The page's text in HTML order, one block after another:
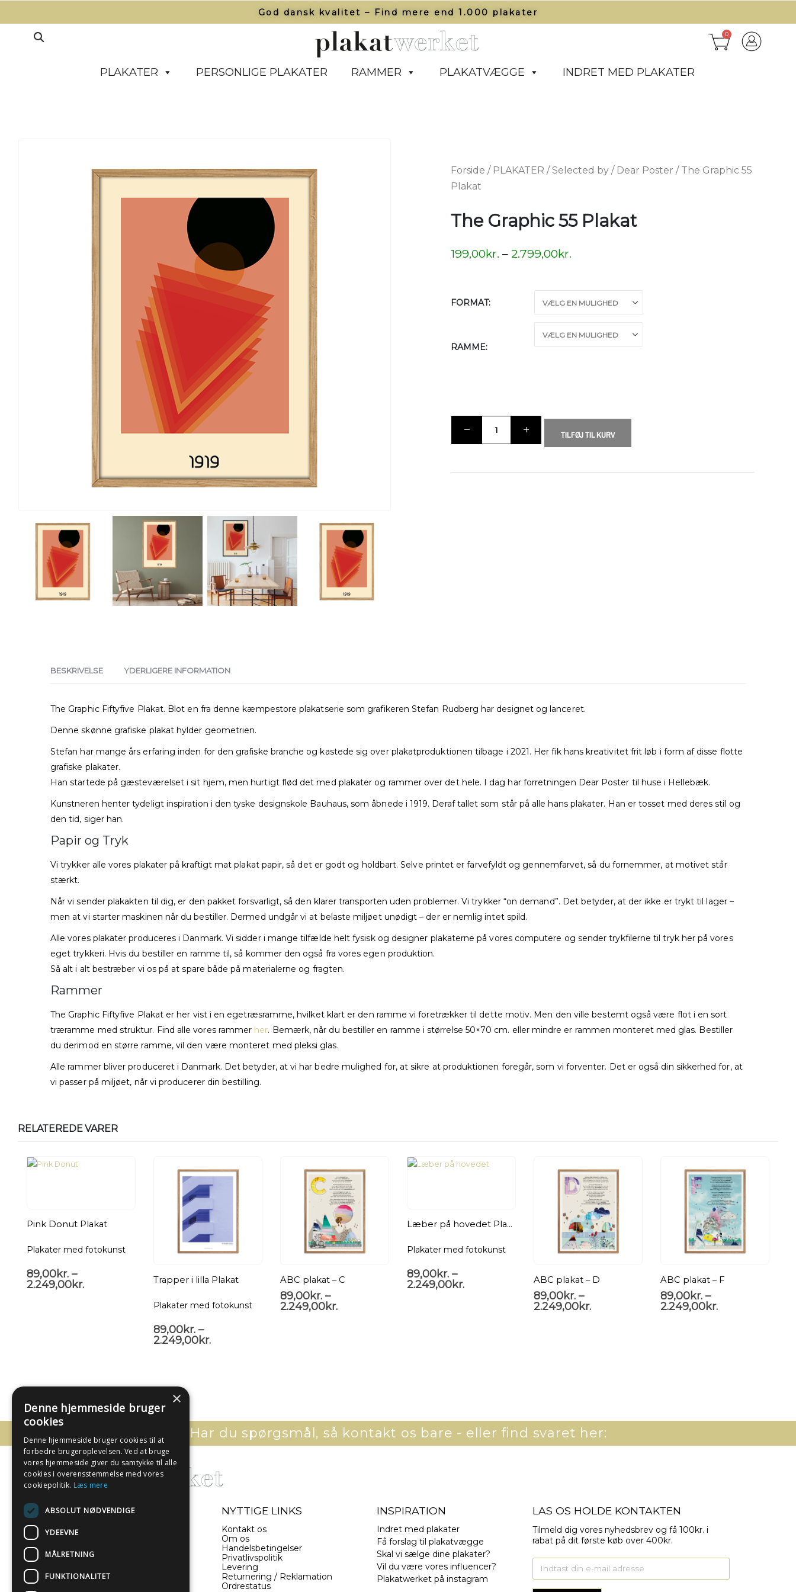
God dansk kvalitet – Find mere end 1.000 plakater​
0
PLAKATER PERSONLIGE PLAKATER RAMMER PLAKATVÆGGE INDRET MED PLAKATER
Forside / PLAKATER /Selected by / Dear Poster / The Graphic 55
Plakat
The Graphic 55 Plakat
199,00kr. – 2.799,00kr.
FORMAT
RAMME
TILFØJ TIL KURV
BESKRIVELSE YDERLIGERE INFORMATION
The Graphic Fiftyfive Plakat. Blot en fra denne kæmpestore plakatserie som grafikeren Stefan Rudberg har designet og lanceret.
Denne skønne grafiske plakat hylder geometrien.
Stefan har mange års erfaring inden for den grafiske branche og kastede sig over plakatproduktionen tilbage i 2021. Her fik hans kreativitet frit løb i form af disse flotte
grafiske plakater.
Han startede på gæsteværelset i sit hjem, men hurtigt flød det med plakater og rammer over det hele. I dag har forretningen Dear Poster til huse i Hellebæk.
Kunstneren henter tydeligt inspiration i den tyske designskole Bauhaus, som åbnede i 1919. Deraf tallet som står på alle hans plakater. Han er tosset med deres stil og
den tid, siger han.
Papir og Tryk
Vi trykker alle vores plakater på kraftigt mat plakat papir, så det er godt og holdbart. Selve printet er farvefyldt og gennemfarvet, så du fornemmer, at motivet står
stærkt.
Når vi sender plakakten til dig, er den pakket forsvarligt, så den klarer transporten uden problemer. Vi trykker “on demand”. Det betyder, at der ikke er trykt til lager –
men at vi starter maskinen når du bestiller. Dermed undgår vi at belaste miljøet unødigt – der er nemlig intet spild.
Alle vores plakater produceres i Danmark. Vi sidder i mange tilfælde helt fysisk og designer plakaterne på vores computere og sender trykfilerne til tryk her på vores
eget trykkeri. Hvis du bestiller en ramme til, så kommer den også fra vores egen produktion.
Så alt i alt bestræber vi os på at spare både på materialerne og fragten.
Rammer
The Graphic Fiftyfive Plakat er her vist i en egetræsramme, hvilket klart er den ramme vi foretrækker til dette motiv. Men den ville bestemt også være flot i en sort
træramme med struktur. Find alle vores rammer her. Bemærk, når du bestiller en ramme i størrelse 50×70 cm. eller mindre er rammen monteret med glas. Bestiller
du derimod en større ramme, vil den være monteret med pleksi glas.
Alle rammer bliver produceret i Danmark. Det betyder, at vi har bedre mulighed for, at sikre at produktionen foregår, som vi forventer. Det er også din sikkerhed for, at
vi passer på miljøet, når vi producerer din bestilling.
RELATEREDE VARER
Pink Donut Plakat
Plakater med fotokunst
89,00kr. –
2.249,00kr. Trapper i lilla Plakat
Plakater med fotokunst
89,00kr. –
2.249,00kr.
ABC plakat – C
89,00kr. –
2.249,00kr.
Læber på hovedet Plakat
Plakater med fotokunst
89,00kr. –
2.249,00kr. ABC plakat – D
89,00kr. –
2.249,00kr.
ABC plakat – F
89,00kr. –
2.249,00kr.
Har du spørgsmål, så kontakt os bare - eller find svaret her:
- EN DEL AF ILLUX A/S
Sverigesvej 11
8660 Skanderborg
NYTTIGE LINKS
Kontakt os
Om os
Handelsbetingelser
Privatlivspolitik
Levering
Returnering / Reklamation
Ordrestatus
INSPIRATION
Indret med plakater
Få forslag til plakatvægge
Skal vi sælge dine plakater?
Vil du være vores influencer?
Plakatwerket på instagram
LAS OS HOLDE KONTAKTEN
Tilmeld dig vores nyhedsbrev og få 100kr. i
rabat på dit første køb over 400kr.
×
Denne hjemmeside bruger
cookies
Denne hjemmeside bruger cookies til at
forbedre brugeroplevelsen. Ved at bruge
vores hjemmeside giver du samtykke til alle
cookies i overensstemmelse med vores
cookiepolitik. Læs mere
ABSOLUT NØDVENDIGE
YDEEVNE
MÅLRETNING
FUNKTIONALITET